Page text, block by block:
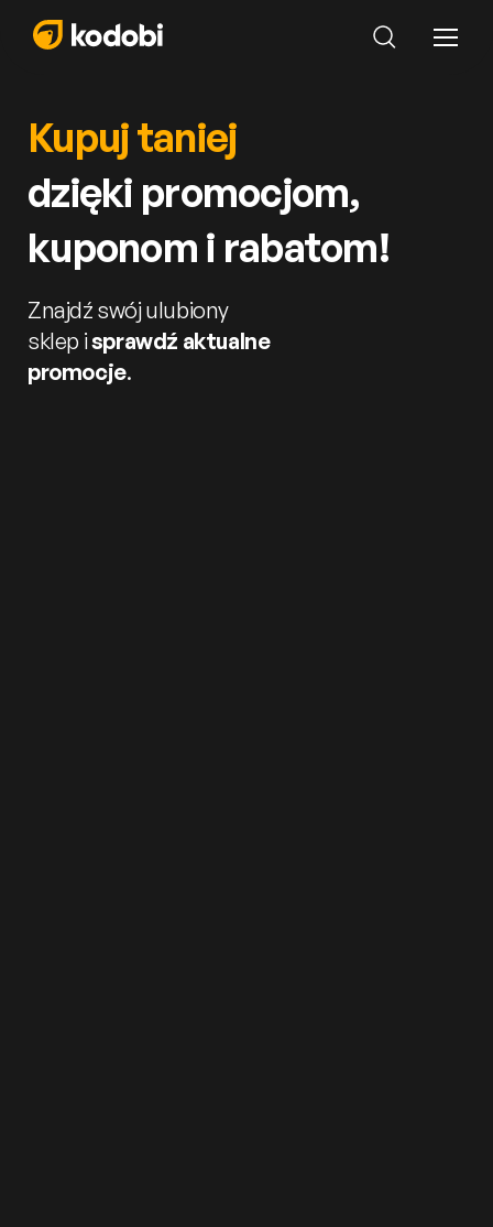
Kupuj taniej
dzięki promocjom,
kuponom i rabatom!
Znajdź swój ulubiony
sklep isprawdź aktualne
promocje.